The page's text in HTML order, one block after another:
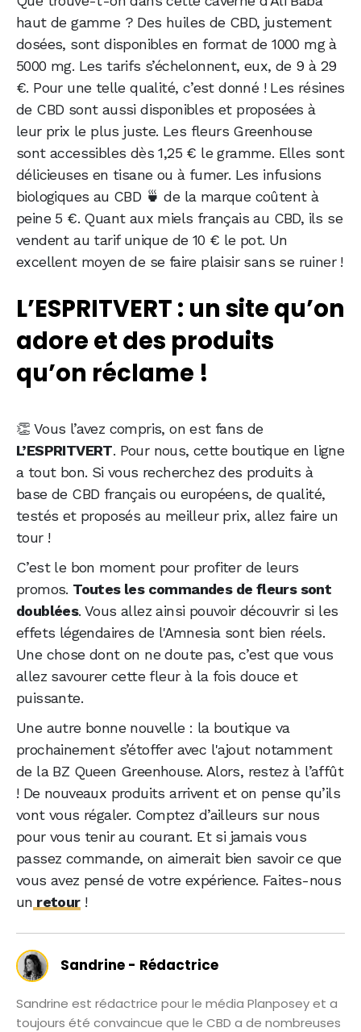
haut de gamme ? Des huiles de CBD, justement
dosées, sont disponibles en format de 1000 mg à
5000 mg. Les tarifs s’échelonnent, eux, de 9 à 29
€. Pour une telle qualité, c’est donné ! Les résines
de CBD sont aussi disponibles et proposées à
leur prix le plus juste. Les fleurs Greenhouse
sont accessibles dès 1,25 € le gramme. Elles sont
délicieuses en tisane ou à fumer. Les infusions
biologiques au CBD 🍵 de la marque coûtent à
peine 5 €. Quant aux miels français au CBD, ils se
vendent au tarif unique de 10 € le pot. Un
excellent moyen de se faire plaisir sans se ruiner !
L’ESPRITVERT : un site qu’on
adore et des produits
qu’on réclame !
👏 Vous l’avez compris, on est fans de
L’ESPRITVERT. Pour nous, cette boutique en ligne
a tout bon. Si vous recherchez des produits à
base de CBD français ou européens, de qualité,
testés et proposés au meilleur prix, allez faire un
tour !
C’est le bon moment pour profiter de leurs
promos. Toutes les commandes de fleurs sont
doublées. Vous allez ainsi pouvoir découvrir si les
effets légendaires de l'Amnesia sont bien réels.
Une chose dont on ne doute pas, c’est que vous
allez savourer cette fleur à la fois douce et
puissante.
Une autre bonne nouvelle : la boutique va
prochainement s’étoffer avec l'ajout notamment
de la BZ Queen Greenhouse. Alors, restez à l’affût
! De nouveaux produits arrivent et on pense qu’ils
vont vous régaler. Comptez d’ailleurs sur nous
pour vous tenir au courant. Et si jamais vous
passez commande, on aimerait bien savoir ce que
vous avez pensé de votre expérience. Faites-nous
un retour!
Sandrine - Rédactrice
Sandrine est rédactrice pour le média Planposey et a
toujours été convaincue que le CBD a de nombreuses